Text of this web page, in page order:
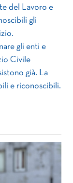
del Lavoro e
gli
gli enti e
Civile
già. La
e riconoscibili.